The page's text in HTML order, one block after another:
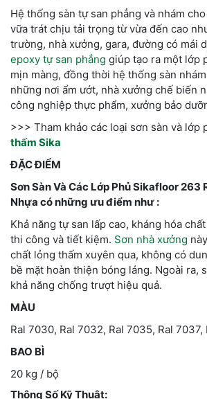
Hệ thống sàn tự san phẳng và nhám
vữa trát chịu tải trọng từ vừa đến cao
trường, nhà xưởng, gara, đường có mái
epoxy tự san phẳng giúp tạo ra một lớp
mịn màng, đồng thời hệ thống sàn
những nơi ẩm ướt, nhà xưởng chế biến
công nghiệp thực phẩm, xưởng bảo
>>> Tham khảo các loại sơn sàn và lớp
thấm Sika
ĐẶC ĐIỂM
Sơn Sàn Và Các Lớp Phủ Sikafloor 263
Nhựa có những ưu điểm như :
Khả năng tự san lấp cao, kháng hóa
thi công và tiết kiệm. Sơn nhà xưởng
chất lỏng thấm xuyên qua, không có
bề mặt hoàn thiện bóng láng. Ngoài ra,
khả năng chống trượt hiệu quả.
MÀU
Ral 7030, Ral 7032, Ral 7035, Ral 7037,
BAO BÌ
20 kg / bộ
Thông Số Kỹ Thuật: